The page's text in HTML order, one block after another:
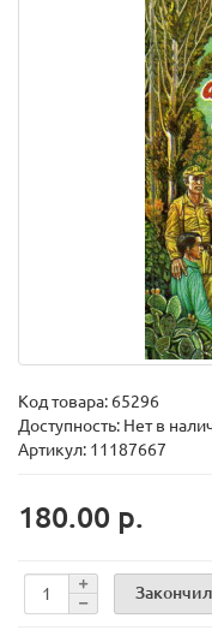
Код товара: 65296
Доступность: Нет в
Артикул: 11187667
180.00 р.